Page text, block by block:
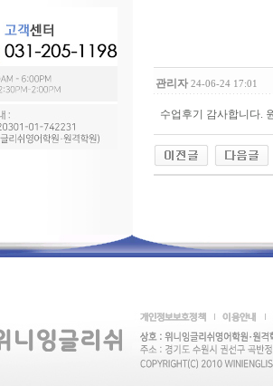
관리자 24-06-24 17:01
수업후기 감사합니다.